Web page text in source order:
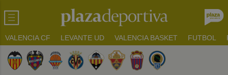
VALENCIA CF LEVANTE UD VALENCIA BASKET FUTBOL